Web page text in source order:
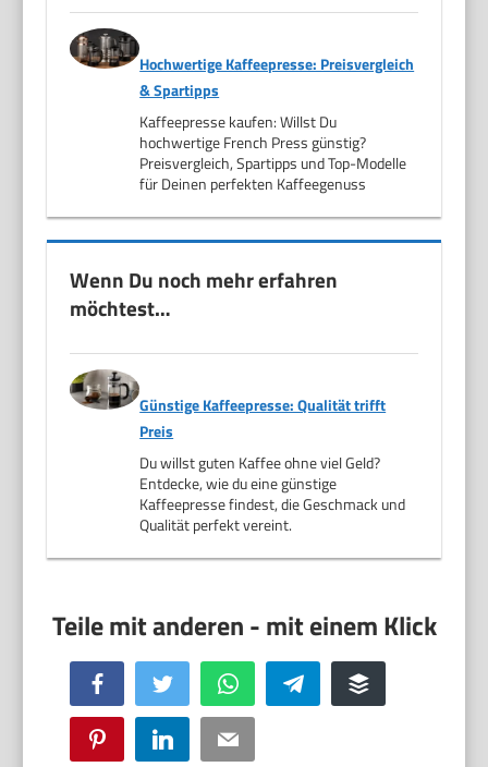
Hochwertige Kaffeepresse: Preisvergleich
& Spartipps
Kaffeepresse kaufen: Willst Du
hochwertige French Press günstig?
Preisvergleich, Spartipps und Top-Modelle
für Deinen perfekten Kaffeegenuss
Wenn Du noch mehr erfahren
möchtest…
Günstige Kaffeepresse: Qualität trifft
Preis
Du willst guten Kaffee ohne viel Geld?
Entdecke, wie du eine günstige
Kaffeepresse findest, die Geschmack und
Qualität perfekt vereint.
Facebook Twitter WhatsApp Telegram Buffer
Pinterest LinkedIn Email